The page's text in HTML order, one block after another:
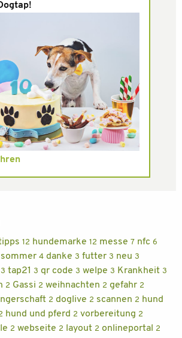
12 hundemarke 12 messe 7 nfc 6
sommer 4 danke 3 futter 3 neu 3
3 tap21 3 qr code 3 welpe 3 Krankheit 3
2 Gassi 2 weihnachten 2 gefahr 2
2 doglive 2 scannen 2 hund
hund und pferd 2 vorbereitung 2
2 webseite 2 layout 2 onlineportal 2